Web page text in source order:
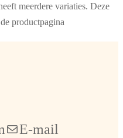
meerdere variaties. Deze
productpagina
E-mail